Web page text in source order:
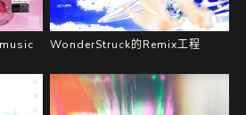
WonderStruck的Remix工程